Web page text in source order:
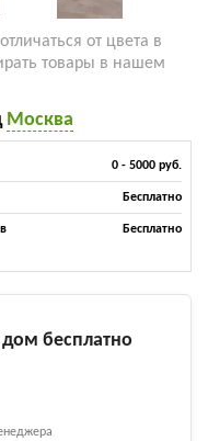
от цвета в
товары в нашем
Москва
0 - 5000 руб.
Бесплатно
Бесплатно
бесплатно